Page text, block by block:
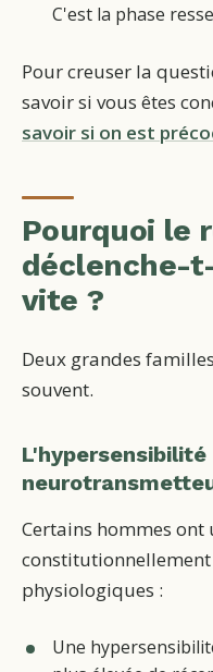
C'est la phase
Pour creuser la
savoir si vous êtes
savoir si on est
Pourquoi le
déclenche-
vite ?
Deux grandes
souvent.
Certains hommes
physiologiques :
Une